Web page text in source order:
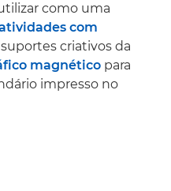
como uma
com
criativos da
magnético para
impresso no